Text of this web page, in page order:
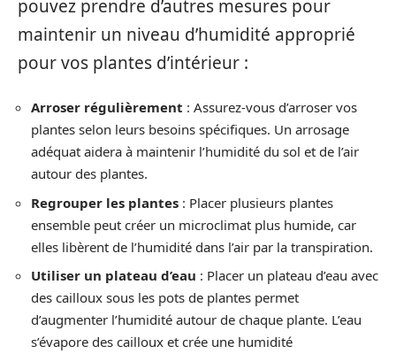
pouvez prendre d’autres mesures pour
maintenir un niveau d’humidité approprié
pour vos plantes d’intérieur :
Arroser régulièrement : Assurez-vous d’arroser vos
plantes selon leurs besoins spécifiques. Un arrosage
adéquat aidera à maintenir l’humidité du sol et de l’air
autour des plantes.
Regrouper les plantes : Placer plusieurs plantes
ensemble peut créer un microclimat plus humide, car
elles libèrent de l’humidité dans l’air par la transpiration.
Utiliser un plateau d’eau : Placer un plateau d’eau avec
des cailloux sous les pots de plantes permet
d’augmenter l’humidité autour de chaque plante. L’eau
s’évapore des cailloux et crée une humidité